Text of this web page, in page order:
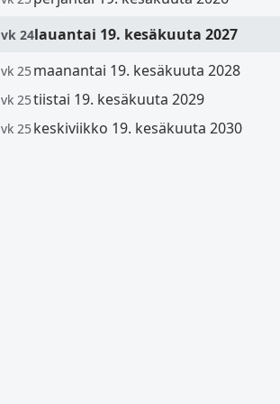
vk 24lauantai 19. kesäkuuta 2027
vk 25maanantai 19. kesäkuuta 2028
vk 25tiistai 19. kesäkuuta 2029
vk 25keskiviikko 19. kesäkuuta 2030